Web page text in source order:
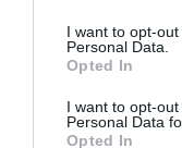
I want to opt-
Personal Data.
Opted In
I want to opt-
Personal Data
Opted In